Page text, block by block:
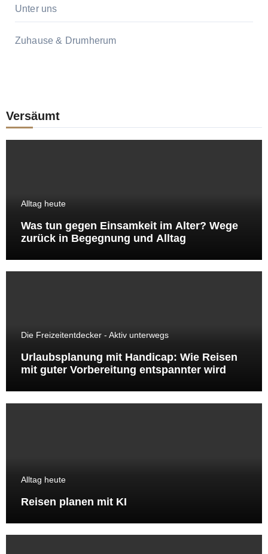
Unter uns
Zuhause & Drumherum
Versäumt
Alltag heute
Was tun gegen Einsamkeit im Alter? Wege
zurück in Begegnung und Alltag
Die Freizeitentdecker - Aktiv unterwegs
Urlaubsplanung mit Handicap: Wie Reisen
mit guter Vorbereitung entspannter wird
Alltag heute
Reisen planen mit KI